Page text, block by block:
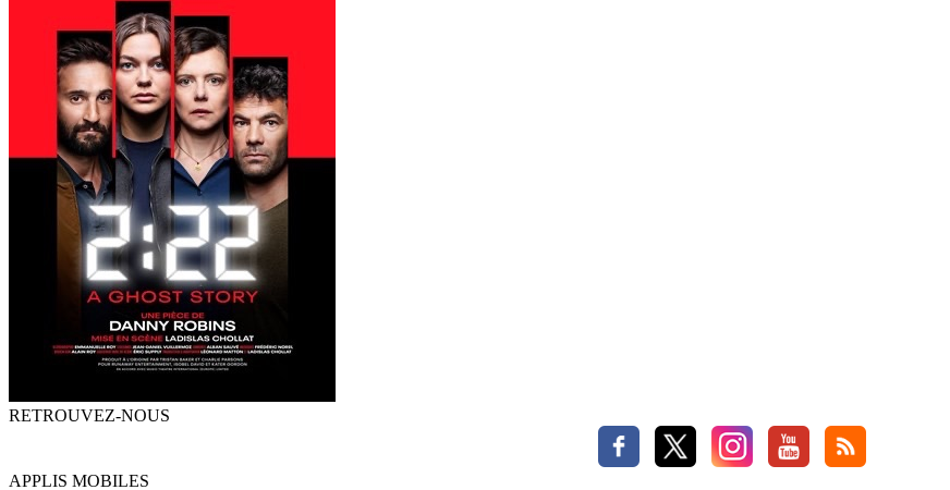
RETROUVEZ-NOUS
APPLIS MOBILES